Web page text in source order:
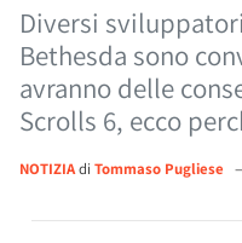
Diversi
Bethesda sono
avranno delle
Scrolls 6, ecco
NOTIZIAdi Tommaso Pugliese